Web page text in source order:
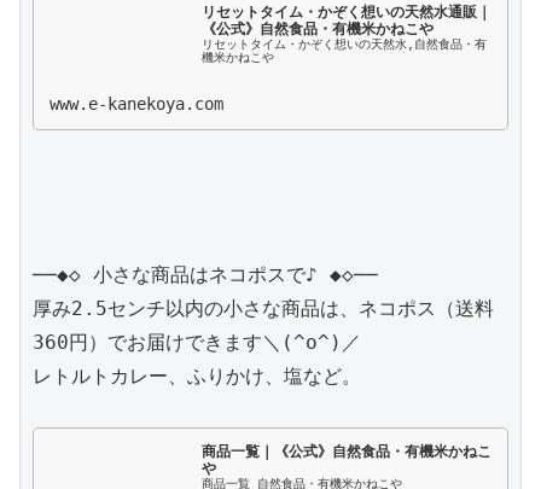
リセットタイム・かぞく想いの天然水通販｜
《公式》自然食品・有機米かねこや
リセットタイム・かぞく想いの天然水,自然食品・有
機米かねこや
www.e-kanekoya.com
──◆◇ 小さな商品はネコポスで♪ ◆◇──
厚み2.5センチ以内の小さな商品は、ネコポス（送料
360円）でお届けできます＼(^o^)／
レトルトカレー、ふりかけ、塩など。
商品一覧｜《公式》自然食品・有機米かねこ
や
商品一覧 自然食品・有機米かねこや